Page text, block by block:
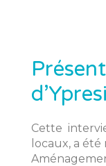
Cette
locaux, a